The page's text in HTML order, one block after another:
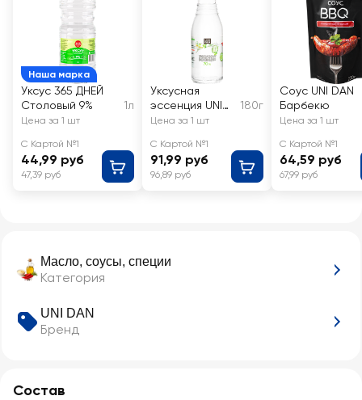
Масло, соусы, специи
Категория
UNI DAN
Бренд
Состав
Наша марка
Уксус 365 ДНЕЙ
Столовый 9%
1л
Цена за 1 шт
С Картой №1
44,99 руб
47,39 руб
Уксусная
эссенция UNI
DAN 70%
180г
Цена за 1 шт
С Картой №1
91,99 руб
96,89 руб
Соус UNI DAN
Барбекю
Цена за 1 шт
С Картой №1
64,59 руб
67,99 руб